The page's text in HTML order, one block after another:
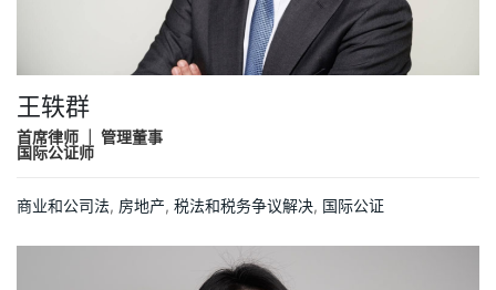
王轶群
首席律师 ｜ 管理董事
国际公证师
商业和公司法, 房地产, 税法和税务争议解决, 国际公证